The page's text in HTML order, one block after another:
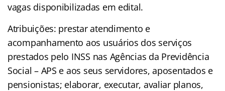
vagas disponibilizadas em edital.
Atribuições: prestar atendimento e
acompanhamento aos usuários dos serviços
prestados pelo INSS nas Agências da Previdência
Social – APS e aos seus servidores, aposentados e
pensionistas; elaborar, executar, avaliar planos,